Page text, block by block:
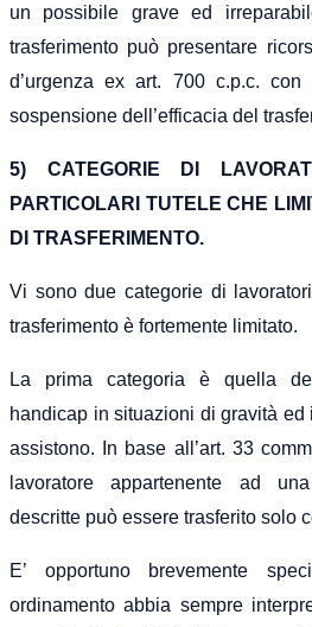
un possibile grave ed
trasferimento può presentare
d’urgenza ex art. 700 c.p.c.
sospensione dell’efficacia del
5) CATEGORIE DI
PARTICOLARI TUTELE CHE
DI TRASFERIMENTO.
Vi sono due categorie di
trasferimento è fortemente limitato.
La prima categoria è quella
handicap in situazioni di gravità
assistono. In base all’art. 33
lavoratore appartenente ad
descritte può essere trasferito solo
E’ opportuno brevemente
ordinamento abbia sempre